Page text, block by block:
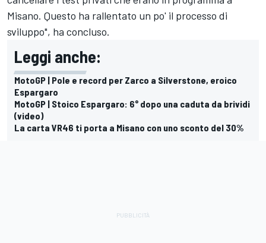
Misano. Questo ha rallentato un po' il processo di
sviluppo", ha concluso.
Leggi anche:
MotoGP | Pole e record per Zarco a Silverstone, eroico
Espargaro
MotoGP | Stoico Espargaro: 6° dopo una caduta da brividi
(video)
La carta VR46 ti porta a Misano con uno sconto del 30%